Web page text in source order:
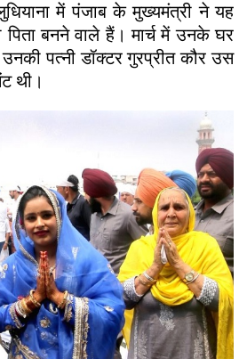
में पंजाब के मुख्यमंत्री ने यह
पिता बनने वाले हैं। मार्च में उनके घर
पत्नी डॉक्टर गुरप्रीत कौर उस
थी।